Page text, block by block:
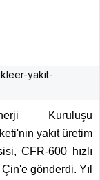
Kuruluşu
yakıt üretim
CFR-600 hızlı
gönderdi. Yıl